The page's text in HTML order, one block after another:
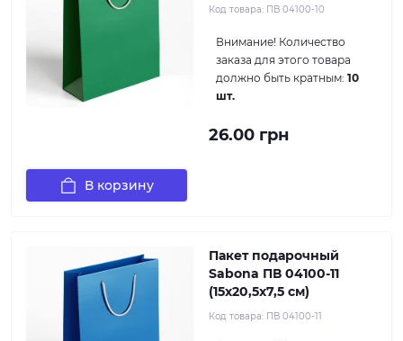
Код товара: ПВ 04100-10
Внимание! Количество
заказа для этого товара
должно быть кратным: 10
шт.
26.00 грн
В корзину
Пакет подарочный
Sabona ПВ 04100-11
(15x20,5x7,5 см)
Код товара: ПВ 04100-11